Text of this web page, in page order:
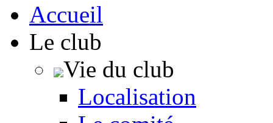
Accueil
Le club
Vie du club
Localisation